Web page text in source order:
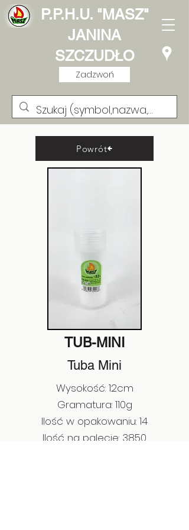
P.P.H.U. "MASZ"
JANINA
SZCZUDŁO
Zadzwoń
Powrót
TUB-MINI
Tuba Mini
Wysokość: 12cm
Gramatura: 110g
Ilość w opakowaniu: 14
Ilość na palecie: 3850